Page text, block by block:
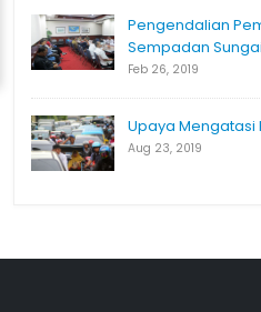
Pengendalian
Sempadan
Feb 26, 2019
Upaya Mengatasi
Aug 23, 2019